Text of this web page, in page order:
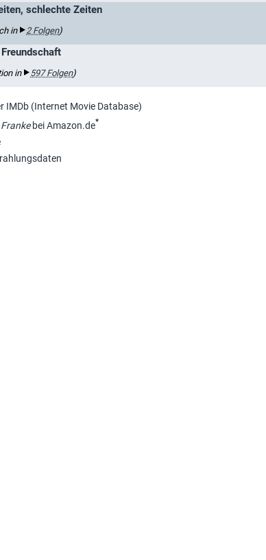
schlechte Zeiten
in 2 Folgen)
in 597 Folgen)
IMDb (Internet Movie Database)
bei Amazon.de*